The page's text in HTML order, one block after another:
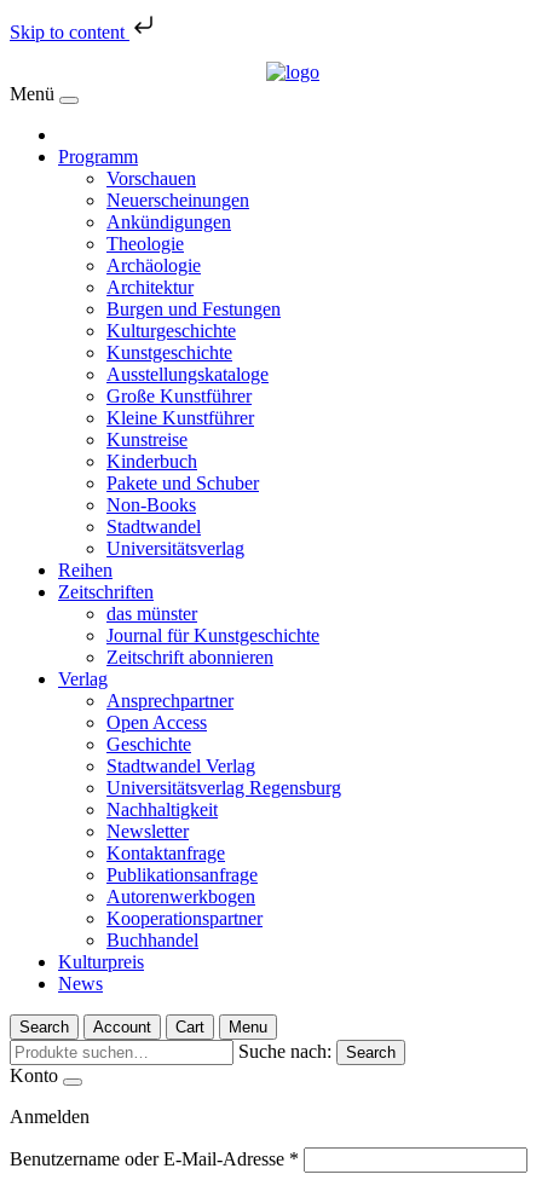
Skip to content
Menü
Programm
Vorschauen
Neuerscheinungen
Ankündigungen
Theologie
Archäologie
Architektur
Burgen und Festungen
Kulturgeschichte
Kunstgeschichte
Ausstellungskataloge
Große Kunstführer
Kleine Kunstführer
Kunstreise
Kinderbuch
Pakete und Schuber
Non-Books
Stadtwandel
Universitätsverlag
Reihen
Zeitschriften
das münster
Journal für Kunstgeschichte
Zeitschrift abonnieren
Verlag
Ansprechpartner
Open Access
Geschichte
Stadtwandel Verlag
Universitätsverlag Regensburg
Nachhaltigkeit
Newsletter
Kontaktanfrage
Publikationsanfrage
Autorenwerkbogen
Kooperationspartner
Buchhandel
Kulturpreis
News
Search Account Cart Menu
Suche nach: Search
Konto
Anmelden
Benutzername oder E-Mail-Adresse *